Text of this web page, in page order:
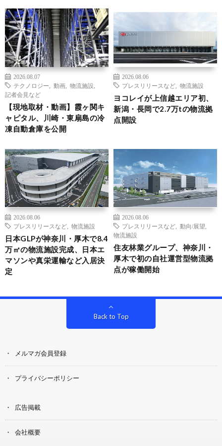
2026.08.07
テクノロジー
動画 物流施設
記者会見など
【現地取材・動画】霞ヶ関キ
ャピタル、川崎・東扇島の冷
凍自動倉庫を公開
2026.08.06
プレスリリースなど
物流施設
ヨコレイが上信越エリア初、
新潟・長岡で2.7万tの物流拠
点開設
2026.08.06
プレスリリースなど
物流施設
日本GLPが神奈川・厚木で8.4
万㎡の物流施設完成、日本エ
マソンや真栄運輸など入居決
定
2026.08.06
プレスリリースなど
動向/展望
物流施設
住友林業グループ、神奈川・
厚木で初の自社運営型物流拠
点が稼働開始
Back to Top
メルマガ会員登録
プライバシーポリシー
広告掲載
会社概要